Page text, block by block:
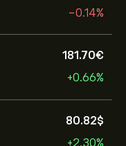
-0.14%
181.70‎€‎
+0.66%
80.82‎$‎
+2.30%